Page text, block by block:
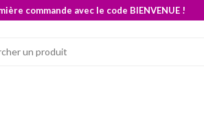
commande avec le code BIENVENUE !